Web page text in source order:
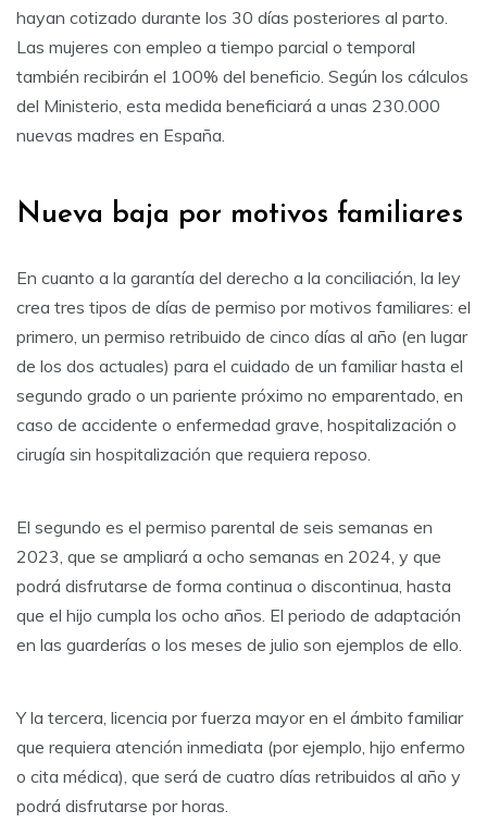
hayan cotizado durante los 30 días posteriores al parto.
Las mujeres con empleo a tiempo parcial o temporal
también recibirán el 100% del beneficio. Según los cálculos
del Ministerio, esta medida beneficiará a unas 230.000
nuevas madres en España.
Nueva baja por motivos familiares
En cuanto a la garantía del derecho a la conciliación, la ley
crea tres tipos de días de permiso por motivos familiares: el
primero, un permiso retribuido de cinco días al año (en lugar
de los dos actuales) para el cuidado de un familiar hasta el
segundo grado o un pariente próximo no emparentado, en
caso de accidente o enfermedad grave, hospitalización o
cirugía sin hospitalización que requiera reposo.
El segundo es el permiso parental de seis semanas en
2023, que se ampliará a ocho semanas en 2024, y que
podrá disfrutarse de forma continua o discontinua, hasta
que el hijo cumpla los ocho años. El periodo de adaptación
en las guarderías o los meses de julio son ejemplos de ello.
Y la tercera, licencia por fuerza mayor en el ámbito familiar
que requiera atención inmediata (por ejemplo, hijo enfermo
o cita médica), que será de cuatro días retribuidos al año y
podrá disfrutarse por horas.